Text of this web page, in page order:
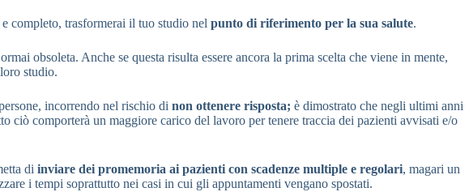
completo, trasformerai il tuo studio nel punto di riferimento per la sua salute.
obsoleta. Anche se questa risulta essere ancora la prima scelta che viene in mente,
studio.
incorrendo nel rischio di non ottenere risposta; è dimostrato che negli ultimi anni
ciò comporterà un maggiore carico del lavoro per tenere traccia dei pazienti avvisati e/o
di inviare dei promemoria ai pazienti con scadenze multiple e regolari, magari un
i tempi soprattutto nei casi in cui gli appuntamenti vengano spostati.